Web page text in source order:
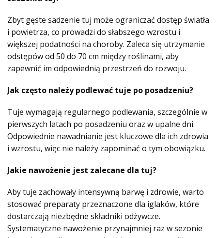
Zbyt gęste sadzenie tuj może ograniczać dostęp światła
i powietrza, co prowadzi do słabszego wzrostu i
większej podatności na choroby. Zaleca się utrzymanie
odstępów od 50 do 70 cm między roślinami, aby
zapewnić im odpowiednią przestrzeń do rozwoju.
Jak często należy podlewać tuje po posadzeniu?
Tuje wymagają regularnego podlewania, szczególnie w
pierwszych latach po posadzeniu oraz w upalne dni.
Odpowiednie nawadnianie jest kluczowe dla ich zdrowia
i wzrostu, więc nie należy zapominać o tym obowiązku.
Jakie nawożenie jest zalecane dla tuj?
Aby tuje zachowały intensywną barwę i zdrowie, warto
stosować preparaty przeznaczone dla iglaków, które
dostarczają niezbędne składniki odżywcze.
Systematyczne nawożenie przynajmniej raz w sezonie